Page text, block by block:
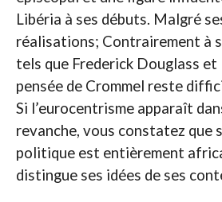
Libéria à ses débuts. Malgré
réalisations; Contrairement à
tels que Frederick Douglass et
pensée de Crommel reste
Si l’eurocentrisme apparaît
revanche, vous constatez que
politique est entièrement
distingue ses idées de ses